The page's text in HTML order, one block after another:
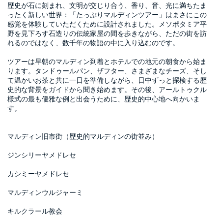
歴史が石に刻まれ、文明が交じり合う、香り、音、光に満ちたま
ったく新しい世界：「たっぷりマルディンツアー」はまさにこの
感覚を体験していただくために設計されました。メソポタミア平
野を見下ろす石造りの伝統家屋の間を歩きながら、ただの街を訪
れるのではなく、数千年の物語の中に入り込むのです。
ツアーは早朝のマルディン到着とホテルでの地元の朝食から始ま
ります。タンドゥールパン、ザフター、さまざまなチーズ、そし
て温かいお茶と共に一日を準備しながら、日中ずっと探検する歴
史的な背景をガイドから聞き始めます。その後、アールトゥクル
様式の最も優雅な例と出会うために、歴史的中心地へ向かいま
す。
マルディン旧市街（歴史的マルディンの街並み）
ジンシリーヤメドレセ
カシミーヤメドレセ
マルディンウルジャーミ
キルクラール教会